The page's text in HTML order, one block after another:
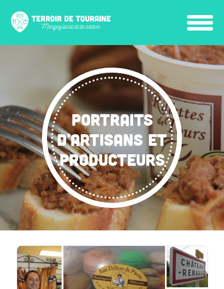
PORTRAITS
D'ARTISANS ET
PRODUCTEURS